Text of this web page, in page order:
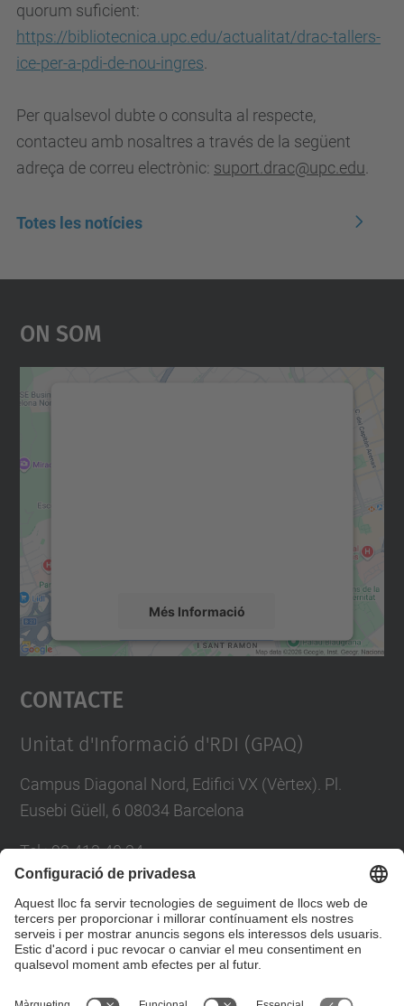
quorum suficient:
https://bibliotecnica.upc.edu/actualitat/drac-tallers-
ice-per-a-pdi-de-nou-ingres
Per qualsevol dubte o consulta al respecte,
contacteu amb nosaltres a través de la següent
adreça de correu electrònic: suport.drac@upc.edu
Totes les notícies
On Som
Més Informació
Accepta
powered by
Contacte
Unitat d'Informació d'RDI (GPAQ)
Campus Diagonal Nord, Edifici VX (Vèrtex). Pl.
Eusebi Güell, 6 08034 Barcelona
Tel.:93 413 40 34
Directori UPC
Formulari de contacte